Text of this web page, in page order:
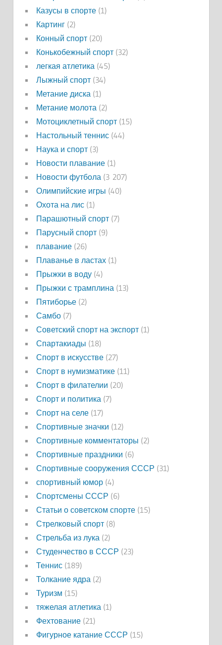
Казусы в спорте(1)
Картинг(2)
Конный спорт(20)
Конькобежный спорт(32)
легкая атлетика(45)
Лыжный спорт(34)
Метание диска(1)
Метание молота(2)
Мотоциклетный спорт(15)
Настольный теннис(44)
Наука и спорт(3)
Новости плавание(1)
Новости футбола(3 207)
Олимпийские игры (40)
Охота на лис(1)
Парашютный спорт(7)
Парусный спорт(9)
плавание(26)
Плаванье в ластах(1)
Прыжки в воду(4)
Прыжки с трамплина(13)
Пятиборье(2)
Самбо(7)
Советский спорт на экспорт(1)
Спартакиады (18)
Спорт в искусстве(27)
Спорт в нумизматике(11)
Спорт в филателии (20)
Спорт и политика(7)
Спорт на селе(17)
Спортивные значки (12)
Спортивные комментаторы (2)
Спортивные праздники (6)
Спортивные сооружения СССР (31)
спортивный юмор(4)
Спортсмены СССР (6)
Статьи о советском спорте(15)
Стрелковый спорт(8)
Стрельба из лука(2)
Студенчество в СССР (23)
Теннис(189)
Толкание ядра(2)
Туризм (15)
тяжелая атлетика(1)
Фехтование(21)
Фигурное катание СССР (15)